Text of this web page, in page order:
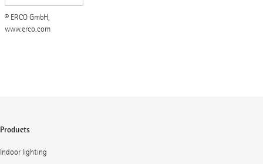
© ERCO GmbH,
www.erco.com
Products
Indoor lighting